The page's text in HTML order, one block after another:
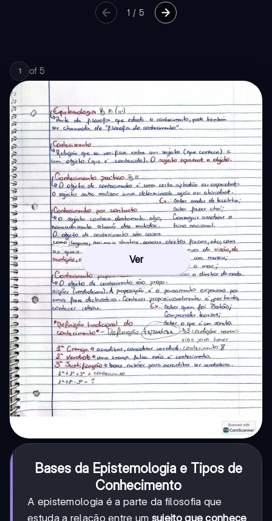
1 /5
1 of 5
Ver
Bases da Epistemologia e Tipos de
Conhecimento
A epistemologia é a parte da filosofia que
estuda a relação entre um sujeito que conhece